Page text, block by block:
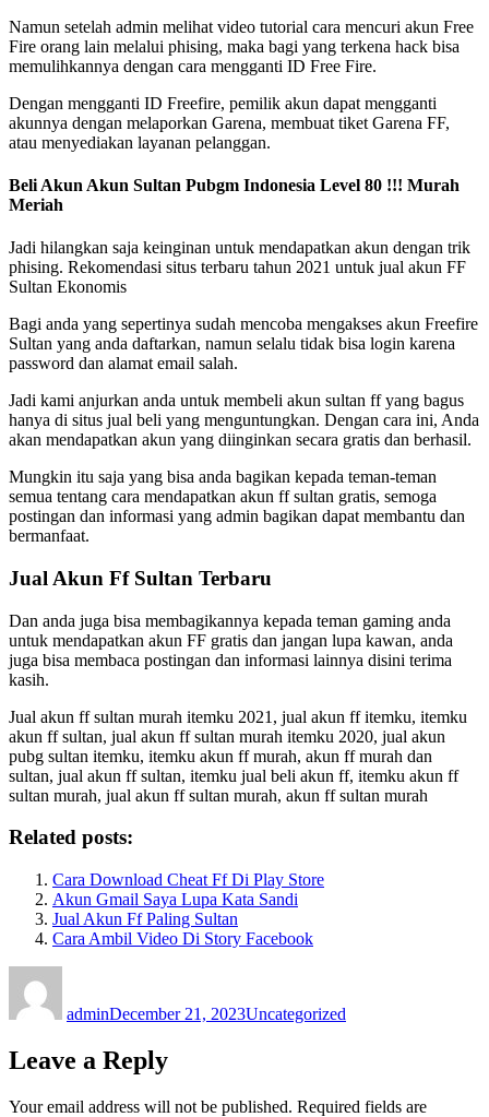
Namun setelah admin melihat video tutorial cara mencuri akun Free
Fire orang lain melalui phising, maka bagi yang terkena hack bisa
memulihkannya dengan cara mengganti ID Free Fire.
Dengan mengganti ID Freefire, pemilik akun dapat mengganti
akunnya dengan melaporkan Garena, membuat tiket Garena FF,
atau menyediakan layanan pelanggan.
Beli Akun Akun Sultan Pubgm Indonesia Level 80 !!! Murah
Meriah
Jadi hilangkan saja keinginan untuk mendapatkan akun dengan trik
phising. Rekomendasi situs terbaru tahun 2021 untuk jual akun FF
Sultan Ekonomis
Bagi anda yang sepertinya sudah mencoba mengakses akun Freefire
Sultan yang anda daftarkan, namun selalu tidak bisa login karena
password dan alamat email salah.
Jadi kami anjurkan anda untuk membeli akun sultan ff yang bagus
hanya di situs jual beli yang menguntungkan. Dengan cara ini, Anda
akan mendapatkan akun yang diinginkan secara gratis dan berhasil.
Mungkin itu saja yang bisa anda bagikan kepada teman-teman
semua tentang cara mendapatkan akun ff sultan gratis, semoga
postingan dan informasi yang admin bagikan dapat membantu dan
bermanfaat.
Jual Akun Ff Sultan Terbaru
Dan anda juga bisa membagikannya kepada teman gaming anda
untuk mendapatkan akun FF gratis dan jangan lupa kawan, anda
juga bisa membaca postingan dan informasi lainnya disini terima
kasih.
Jual akun ff sultan murah itemku 2021, jual akun ff itemku, itemku
akun ff sultan, jual akun ff sultan murah itemku 2020, jual akun
pubg sultan itemku, itemku akun ff murah, akun ff murah dan
sultan, jual akun ff sultan, itemku jual beli akun ff, itemku akun ff
sultan murah, jual akun ff sultan murah, akun ff sultan murah
Related posts:
Cara Download Cheat Ff Di Play Store
Akun Gmail Saya Lupa Kata Sandi
Jual Akun Ff Paling Sultan
Cara Ambil Video Di Story Facebook
adminDecember 21, 2023Uncategorized
Leave a Reply
Your email address will not be published. Required fields are